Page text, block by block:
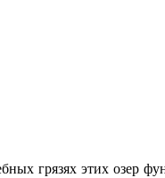
грязях этих озер